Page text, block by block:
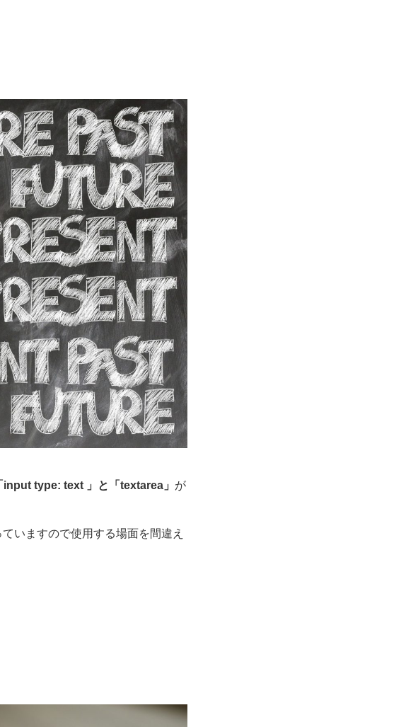
input type: text 」と「textarea」 が
いますので使用する場面を間違え